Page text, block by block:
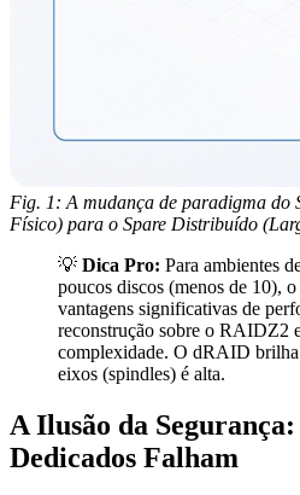
Fig. 1: A mudança de paradigma do
Físico) para o Spare Distribuído
💡 Dica Pro: Para ambientes
poucos discos (menos de 10),
vantagens significativas de
reconstrução sobre o RAIDZ2
complexidade. O dRAID brilha
eixos (spindles) é alta.
A Ilusão da
Dedicados Falham